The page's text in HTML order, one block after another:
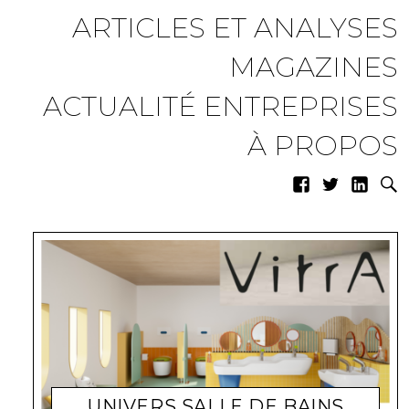
ARTICLES ET ANALYSES
MAGAZINES
ACTUALITÉ ENTREPRISES
À PROPOS